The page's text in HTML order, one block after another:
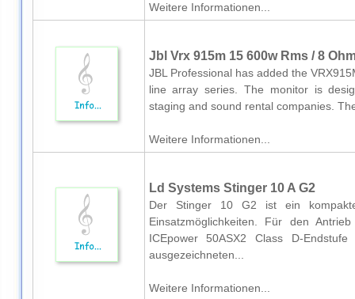
Weitere Informationen...
Jbl Vrx 915m 15 600w Rms / 8
JBL Professional has added the
line array series. The monitor is
staging and sound rental companies.
Weitere Informationen...
Ld Systems Stinger 10 A G2
Der Stinger 10 G2 ist ein
Einsatzmöglichkeiten. Für den
ICEpower 50ASX2 Class D-
ausgezeichneten...
Weitere Informationen...